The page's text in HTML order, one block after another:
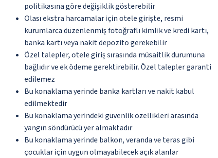
politikasına göre değişiklik gösterebilir
Olası ekstra harcamalar için otele girişte, resmi
kurumlarca düzenlenmiş fotoğraflı kimlik ve kredi kartı,
banka kartı veya nakit depozito gerekebilir
Özel talepler, otele giriş sırasında müsaitlik durumuna
bağlıdır ve ek ödeme gerektirebilir. Özel talepler garanti
edilemez
Bu konaklama yerinde banka kartları ve nakit kabul
edilmektedir
Bu konaklama yerindeki güvenlik özellikleri arasında
yangın söndürücü yer almaktadır
Bu konaklama yerinde balkon, veranda ve teras gibi
çocuklar için uygun olmayabilecek açık alanlar